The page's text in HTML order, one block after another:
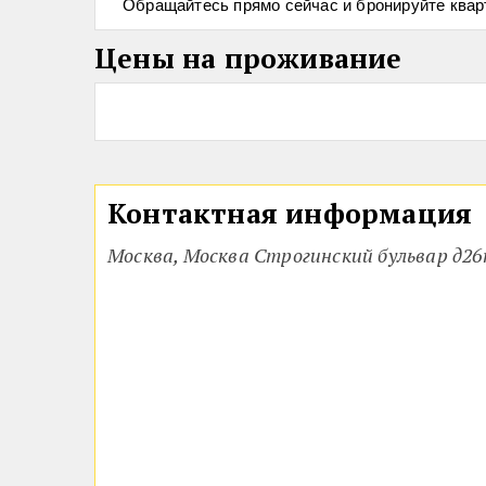
Обращайтесь прямо сейчас и бронируйте
Цены на проживание
Контактная информация
Москва, Москва Строгинский бульвар